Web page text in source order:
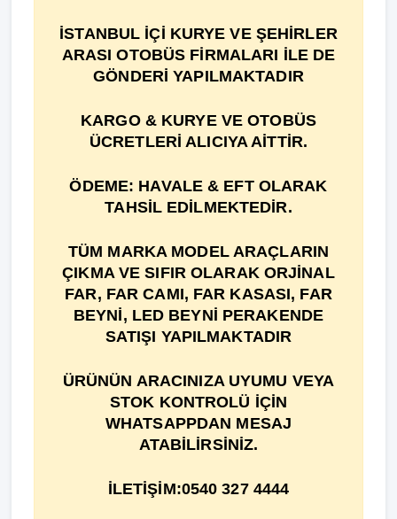
İSTANBUL İÇİ KURYE VE ŞEHİRLER
ARASI OTOBÜS FİRMALARI İLE DE
GÖNDERİ YAPILMAKTADIR
KARGO & KURYE VE OTOBÜS
ÜCRETLERİ ALICIYA AİTTİR.
ÖDEME: HAVALE & EFT OLARAK
TAHSİL EDİLMEKTEDİR.
TÜM MARKA MODEL ARAÇLARIN
ÇIKMA VE SIFIR OLARAK ORJİNAL
FAR, FAR CAMI, FAR KASASI, FAR
BEYNİ, LED BEYNİ PERAKENDE
SATIŞI YAPILMAKTADIR
ÜRÜNÜN ARACINIZA UYUMU VEYA
STOK KONTROLÜ İÇİN
WHATSAPPDAN MESAJ
ATABİLİRSİNİZ.
İLETİŞİM:0540 327 4444